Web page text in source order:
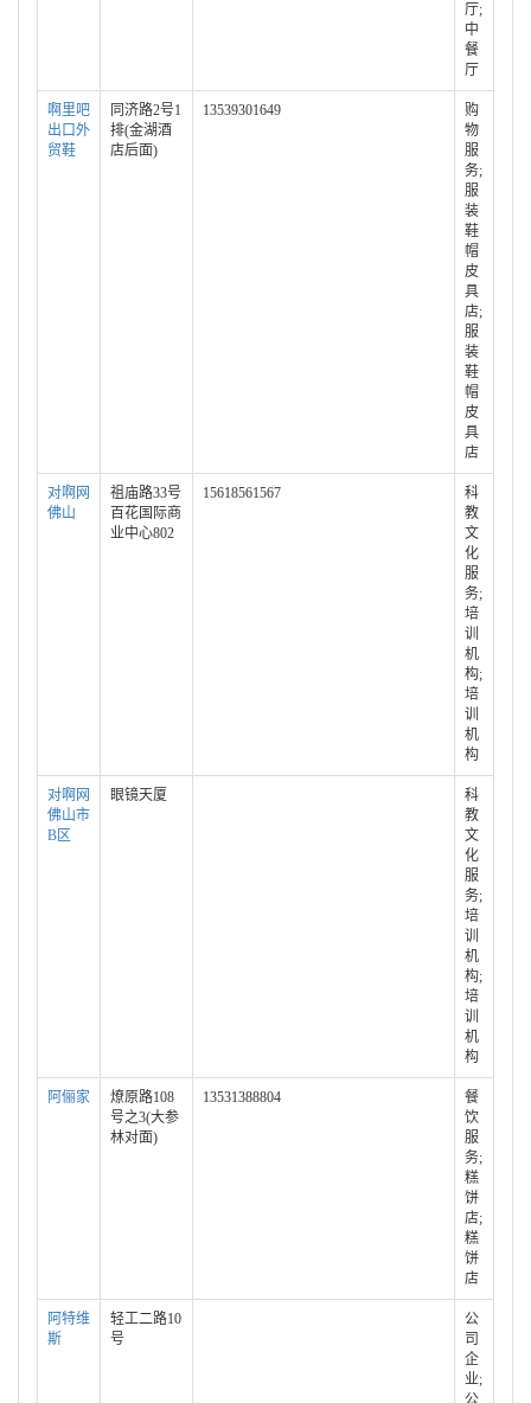
厅;
中
餐
厅
啊里吧
出口外
贸鞋
同济路2号1
排(金湖酒
店后面)
13539301649
购
物
服
务;
服
装
鞋
帽
皮
具
店;
服
装
鞋
帽
皮
具
店
对啊网
佛山
祖庙路33号
百花国际商
业中心802
15618561567
科
教
文
化
服
务;
培
训
机
构;
培
训
机
构
对啊网
佛山市
B区
眼镜天厦
科
教
文
化
服
务;
培
训
机
构;
培
训
机
构
阿俪家
燎原路108
号之3(大参
林对面)
13531388804
餐
饮
服
务;
糕
饼
店;
糕
饼
店
阿特维
斯
轻工二路10
号
公
司
企
业;
公